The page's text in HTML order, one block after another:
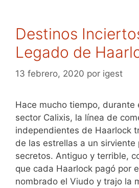
Destinos
Legado de
13 febrero, 2020 por igest
Hace mucho tiempo, durante
sector Calixis, la línea de
independientes de Haarlock
de las estrellas a un sirviente
secretos. Antiguo y terrible,
que cada Haarlock pagó por
nombrado el Viudo y trajo la